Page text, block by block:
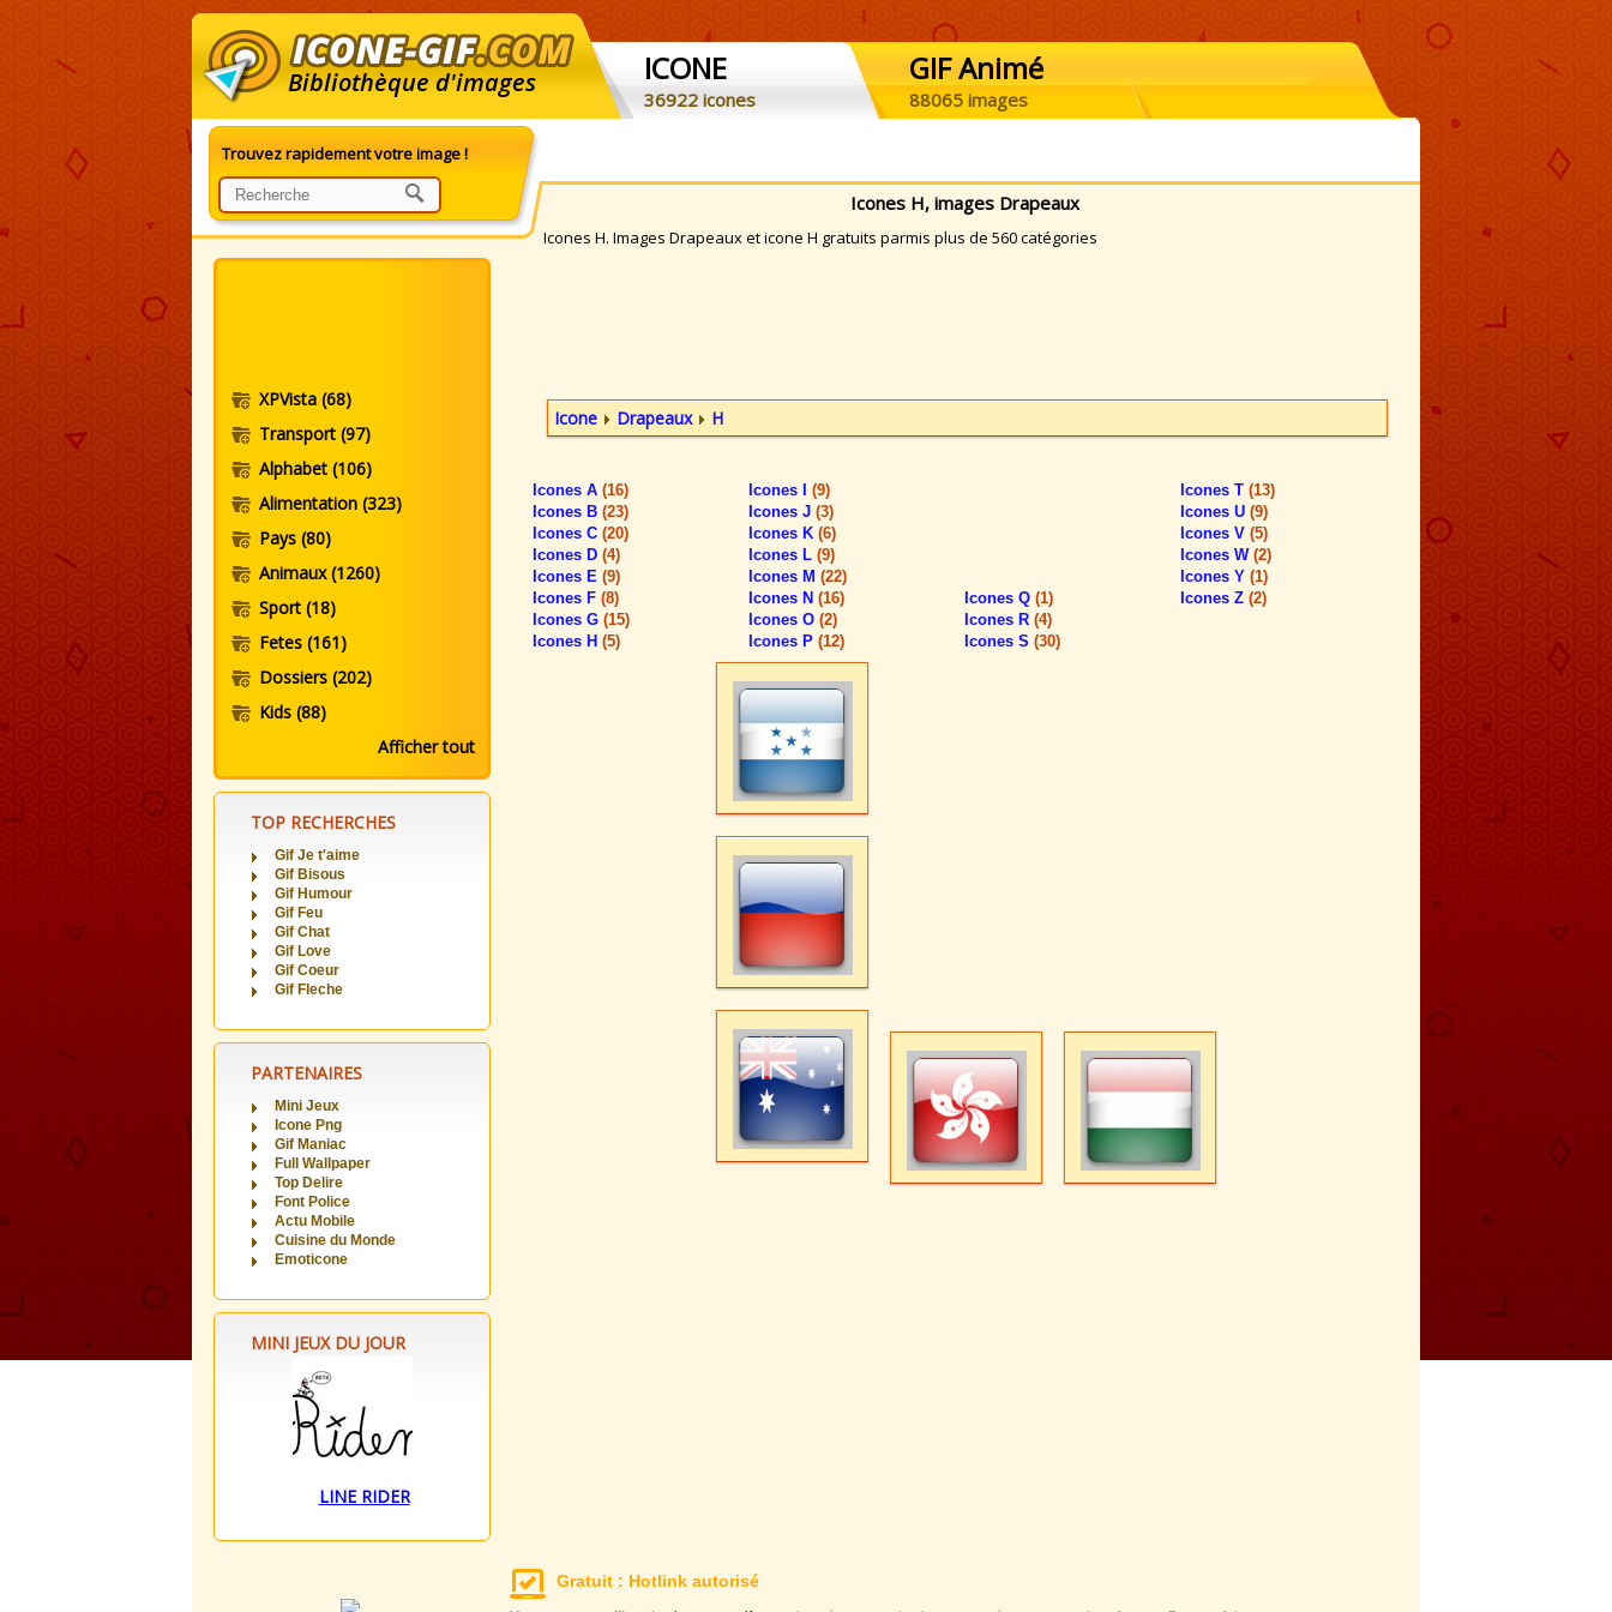
Bibliothèque d'images ICONE
36922 icones
GIF Animé
88065 images
Trouvez rapidement votre image !
XPVista (68)
Transport (97)
Alphabet (106)
Alimentation (323)
Pays (80)
Animaux(1260)
Sport (18)
Fetes (161)
Dossiers (202)
Kids (88)
Afficher tout
TOP RECHERCHES
Gif Je t'aime
Gif Bisous
Gif Humour
Gif Feu
Gif Chat
Gif Love
Gif Coeur
Gif Fleche
PARTENAIRES
Mini Jeux
Icone Png
Gif Maniac
Full Wallpaper
Top Delire
Font Police
Actu Mobile
Cuisine du Monde
Emoticone
MINI JEUX DU JOUR
LINE RIDER
Icones H, images Drapeaux
Icones H. Images Drapeaux et icone H gratuits parmis plus de 560 catégories
Icone Drapeaux H
Icones A (16)
Icones B (23)
Icones C (20)
Icones D (4)
Icones E (9)
Icones F (8)
Icones G (15)
Icones H (5)
Icones I (9)
Icones J (3)
Icones K (6)
Icones L (9)
Icones M (22)
Icones N (16)
Icones O (2)
Icones P (12)
Icones Q (1)
Icones R (4)
Icones S (30)
Icones T (13)
Icones U (9)
Icones V (5)
Icones W (2)
Icones Y (1)
Icones Z (2)
Gratuit : Hotlink autorisé